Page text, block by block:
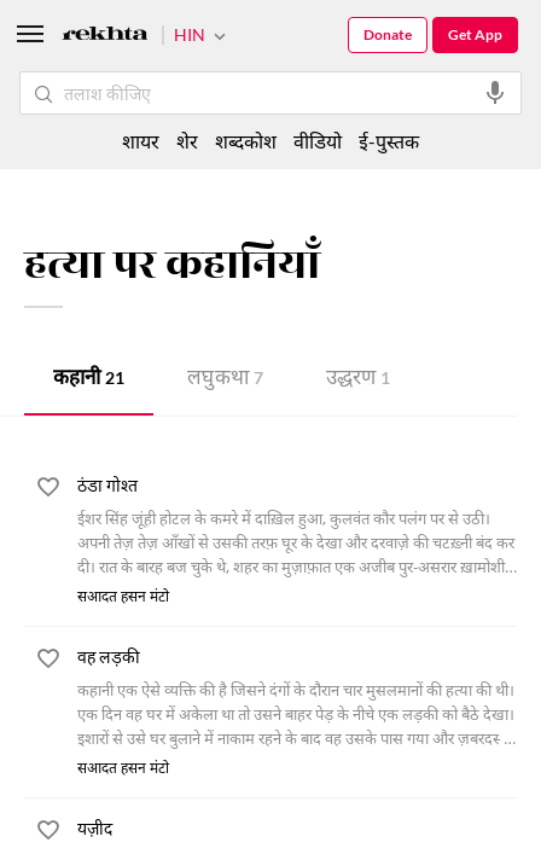
हत्या पर कहानियाँ
कहानी 21 लघु कथा 7 उद्धरण 1
ठंडा गोश्त
ईशर सिंह जूंही होटल के कमरे में दाख़िल हुआ, कुलवंत कौर पलंग पर से उठी।
अपनी तेज़ तेज़ आँखों से उसकी तरफ़ घूर के देखा और दरवाज़े की चटख़्नी बंद कर
दी। रात के बारह बज चुके थे, शहर का मुज़ाफ़ात एक अजीब पुर-असरार ख़ामोशी
में ग़र्क़ था। कुलवंत कौर पलंग पर आलती
सआदत हसन मंटो
वह लड़की
कहानी एक ऐसे व्यक्ति की है जिसने दंगों के दौरान चार मुसलमानों की हत्या की थी।
एक दिन वह घर में अकेला था तो उसने बाहर पेड़ के नीचे एक लड़की को बैठे देखा।
इशारों से उसे घर बुलाने में नाकाम रहने के बाद वह उसके पास गया और ज़बरदस्ती
उसे घर ले आया। जल्दी ही उसने उसे क़ाबू में कर लिया और चूमने लगा। बिस्तर पर
वहीं ढेर हो गया। जब उसने पूछा कि उसने ऐसा क्यों किया तो लड़की ने बताया कि
सआदत हसन मंटो
यज़ीद
HIN Get App
Donate
शायर शेर शब्दकोश वीडियो ई-पुस्तक